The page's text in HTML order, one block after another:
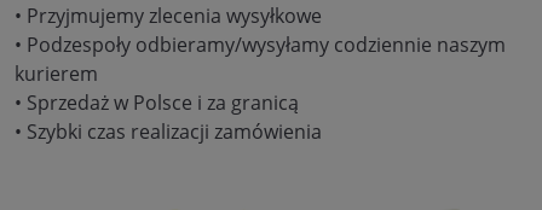
• Przyjmujemy zlecenia wysyłkowe
• Podzespoły odbieramy/wysyłamy codziennie naszym
kurierem
• Sprzedaż w Polsce i za granicą
• Szybki czas realizacji zamówienia